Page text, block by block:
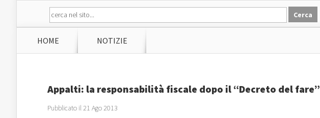
HOME NOTIZIE
Appalti: la responsabilità fiscale dopo il “Decreto del fare”
Pubblicato il 21 Ago 2013